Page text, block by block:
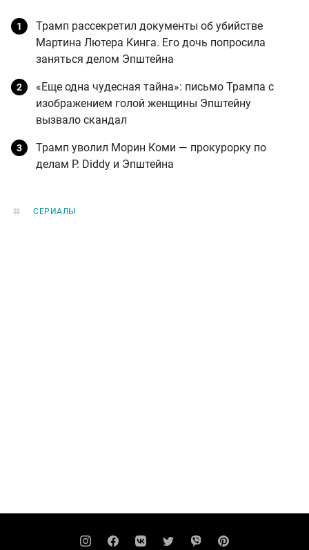
Трамп рассекретил документы об убийстве
Мартина Лютера Кинга. Его дочь попросила
заняться делом Эпштейна
«Еще одна чудесная тайна»: письмо Трампа с
изображением голой женщины Эпштейну
вызвало скандал
Трамп уволил Морин Коми — прокурорку по
делам P. Diddy и Эпштейна
СЕРИАЛЫ